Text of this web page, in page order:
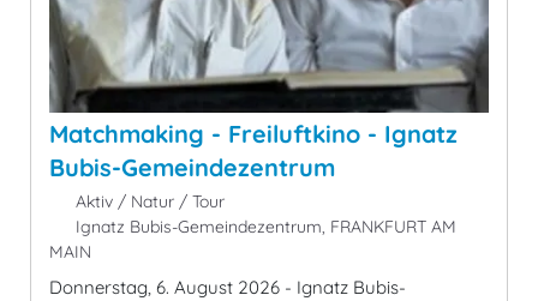
Matchmaking - Freiluftkino - Ignatz
Bubis-Gemeindezentrum
Aktiv / Natur / Tour
Ignatz Bubis-Gemeindezentrum, FRANKFURT AM
MAIN
Donnerstag, 6. August 2026 - Ignatz Bubis-